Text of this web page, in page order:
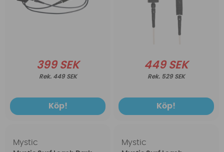
399 SEK
449 SEK
Köp!
449 SEK
529 SEK
Köp!
Mystic Mystic